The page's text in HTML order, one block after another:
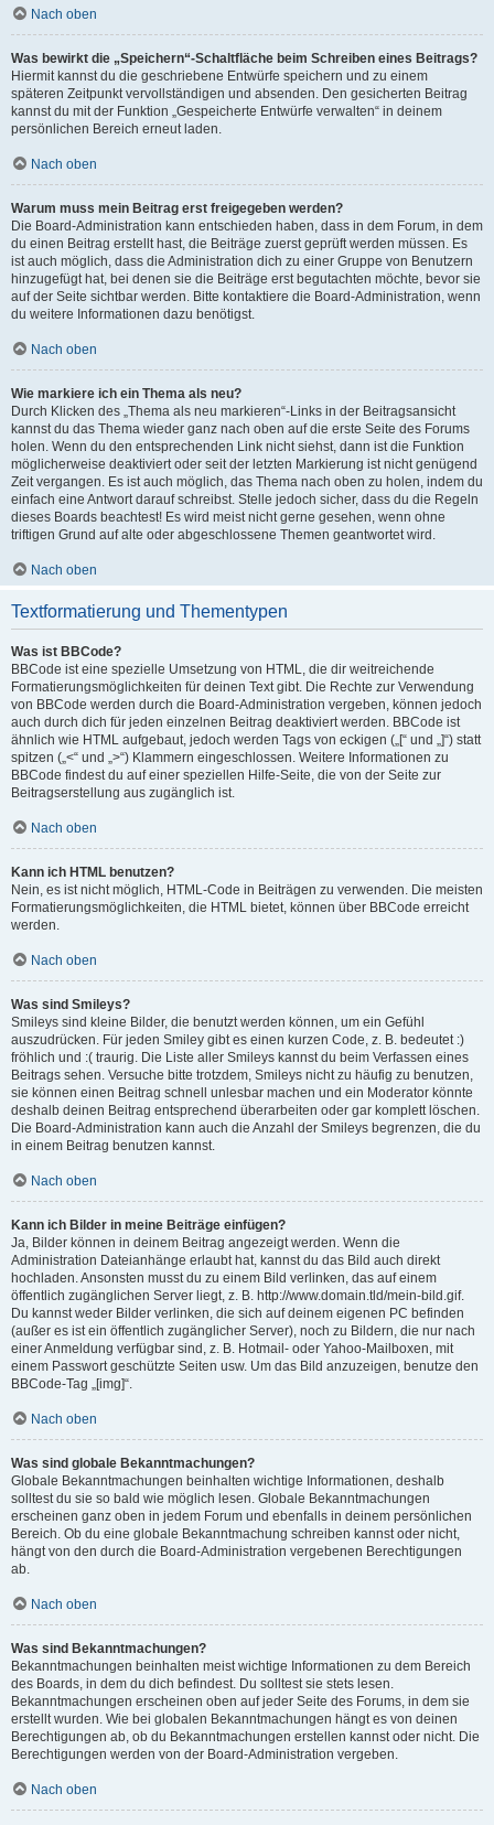
Nach oben
Was bewirkt die „Speichern“-Schaltfläche beim Schreiben eines Beitrags?
Hiermit kannst du die geschriebene Entwürfe speichern und zu einem
späteren Zeitpunkt vervollständigen und absenden. Den gesicherten Beitrag
kannst du mit der Funktion „Gespeicherte Entwürfe verwalten“ in deinem
persönlichen Bereich erneut laden.
Nach oben
Warum muss mein Beitrag erst freigegeben werden?
Die Board-Administration kann entschieden haben, dass in dem Forum, in dem
du einen Beitrag erstellt hast, die Beiträge zuerst geprüft werden müssen. Es
ist auch möglich, dass die Administration dich zu einer Gruppe von Benutzern
hinzugefügt hat, bei denen sie die Beiträge erst begutachten möchte, bevor sie
auf der Seite sichtbar werden. Bitte kontaktiere die Board-Administration, wenn
du weitere Informationen dazu benötigst.
Nach oben
Wie markiere ich ein Thema als neu?
Durch Klicken des „Thema als neu markieren“-Links in der Beitragsansicht
kannst du das Thema wieder ganz nach oben auf die erste Seite des Forums
holen. Wenn du den entsprechenden Link nicht siehst, dann ist die Funktion
möglicherweise deaktiviert oder seit der letzten Markierung ist nicht genügend
Zeit vergangen. Es ist auch möglich, das Thema nach oben zu holen, indem du
einfach eine Antwort darauf schreibst. Stelle jedoch sicher, dass du die Regeln
dieses Boards beachtest! Es wird meist nicht gerne gesehen, wenn ohne
triftigen Grund auf alte oder abgeschlossene Themen geantwortet wird.
Nach oben
Textformatierung und Thementypen
Was ist BBCode?
BBCode ist eine spezielle Umsetzung von HTML, die dir weitreichende
Formatierungsmöglichkeiten für deinen Text gibt. Die Rechte zur Verwendung
von BBCode werden durch die Board-Administration vergeben, können jedoch
auch durch dich für jeden einzelnen Beitrag deaktiviert werden. BBCode ist
ähnlich wie HTML aufgebaut, jedoch werden Tags von eckigen („[“ und „]“) statt
spitzen („<“ und „>“) Klammern eingeschlossen. Weitere Informationen zu
BBCode findest du auf einer speziellen Hilfe-Seite, die von der Seite zur
Beitragserstellung aus zugänglich ist.
Nach oben
Kann ich HTML benutzen?
Nein, es ist nicht möglich, HTML-Code in Beiträgen zu verwenden. Die meisten
Formatierungsmöglichkeiten, die HTML bietet, können über BBCode erreicht
werden.
Nach oben
Was sind Smileys?
Smileys sind kleine Bilder, die benutzt werden können, um ein Gefühl
auszudrücken. Für jeden Smiley gibt es einen kurzen Code, z. B. bedeutet :)
fröhlich und :( traurig. Die Liste aller Smileys kannst du beim Verfassen eines
Beitrags sehen. Versuche bitte trotzdem, Smileys nicht zu häufig zu benutzen,
sie können einen Beitrag schnell unlesbar machen und ein Moderator könnte
deshalb deinen Beitrag entsprechend überarbeiten oder gar komplett löschen.
Die Board-Administration kann auch die Anzahl der Smileys begrenzen, die du
in einem Beitrag benutzen kannst.
Nach oben
Kann ich Bilder in meine Beiträge einfügen?
Ja, Bilder können in deinem Beitrag angezeigt werden. Wenn die
Administration Dateianhänge erlaubt hat, kannst du das Bild auch direkt
hochladen. Ansonsten musst du zu einem Bild verlinken, das auf einem
öffentlich zugänglichen Server liegt, z. B. http://www.domain.tld/mein-bild.gif.
Du kannst weder Bilder verlinken, die sich auf deinem eigenen PC befinden
(außer es ist ein öffentlich zugänglicher Server), noch zu Bildern, die nur nach
einer Anmeldung verfügbar sind, z. B. Hotmail- oder Yahoo-Mailboxen, mit
einem Passwort geschützte Seiten usw. Um das Bild anzuzeigen, benutze den
BBCode-Tag „[img]“.
Nach oben
Was sind globale Bekanntmachungen?
Globale Bekanntmachungen beinhalten wichtige Informationen, deshalb
solltest du sie so bald wie möglich lesen. Globale Bekanntmachungen
erscheinen ganz oben in jedem Forum und ebenfalls in deinem persönlichen
Bereich. Ob du eine globale Bekanntmachung schreiben kannst oder nicht,
hängt von den durch die Board-Administration vergebenen Berechtigungen
ab.
Nach oben
Was sind Bekanntmachungen?
Bekanntmachungen beinhalten meist wichtige Informationen zu dem Bereich
des Boards, in dem du dich befindest. Du solltest sie stets lesen.
Bekanntmachungen erscheinen oben auf jeder Seite des Forums, in dem sie
erstellt wurden. Wie bei globalen Bekanntmachungen hängt es von deinen
Berechtigungen ab, ob du Bekanntmachungen erstellen kannst oder nicht. Die
Berechtigungen werden von der Board-Administration vergeben.
Nach oben